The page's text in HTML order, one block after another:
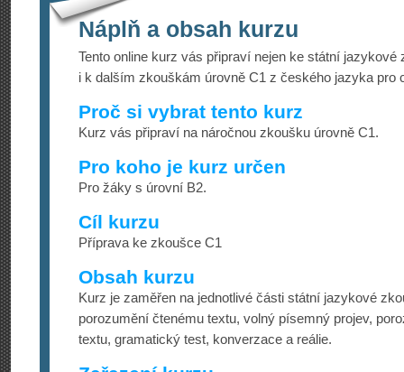
Náplň a obsah kurzu
Tento online kurz vás připraví nejen ke státní jazykové
i k dalším zkouškám úrovně C1 z českého jazyka pro
Proč si vybrat tento kurz
Kurz vás připraví na náročnou zkoušku úrovně C1.
Pro koho je kurz určen
Pro žáky s úrovní B2.
Cíl kurzu
Příprava ke zkoušce C1
Obsah kurzu
Kurz je zaměřen na jednotlivé části státní jazykové
porozumění čtenému textu, volný písemný projev,
textu, gramatický test, konverzace a reálie.